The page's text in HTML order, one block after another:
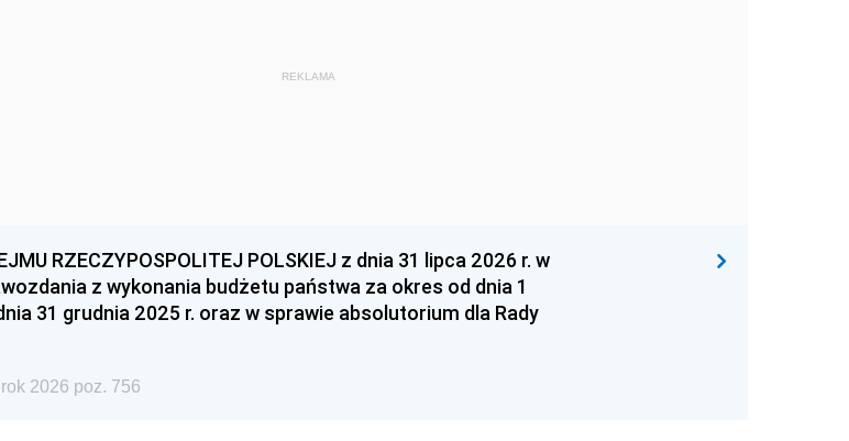
REKLAMA
RZECZYPOSPOLITEJ POLSKIEJ z dnia 31 lipca 2026 r. w
z wykonania budżetu państwa za okres od dnia 1
31 grudnia 2025 r. oraz w sprawie absolutorium dla Rady
2026 poz. 756